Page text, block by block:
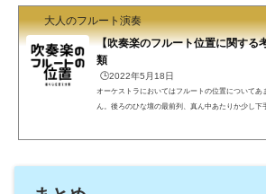
大人のフルート演奏
【吹奏楽のフルート位置に関する
類
🕒️2022年5月18日
オーケストラにおいてはフルートの位置についてあ
ん。後ろのひな壇の最前列、真ん中あたりか少し下
フルートがいる配置に対して否定的な見解を持って